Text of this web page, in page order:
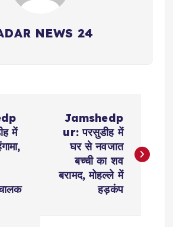
NEWS 24
में
Jamshedp
ur: परसुडीह में
घर से नवजात
बच्ची का शव
बरामद, मोहल्ले में
हड़कंप